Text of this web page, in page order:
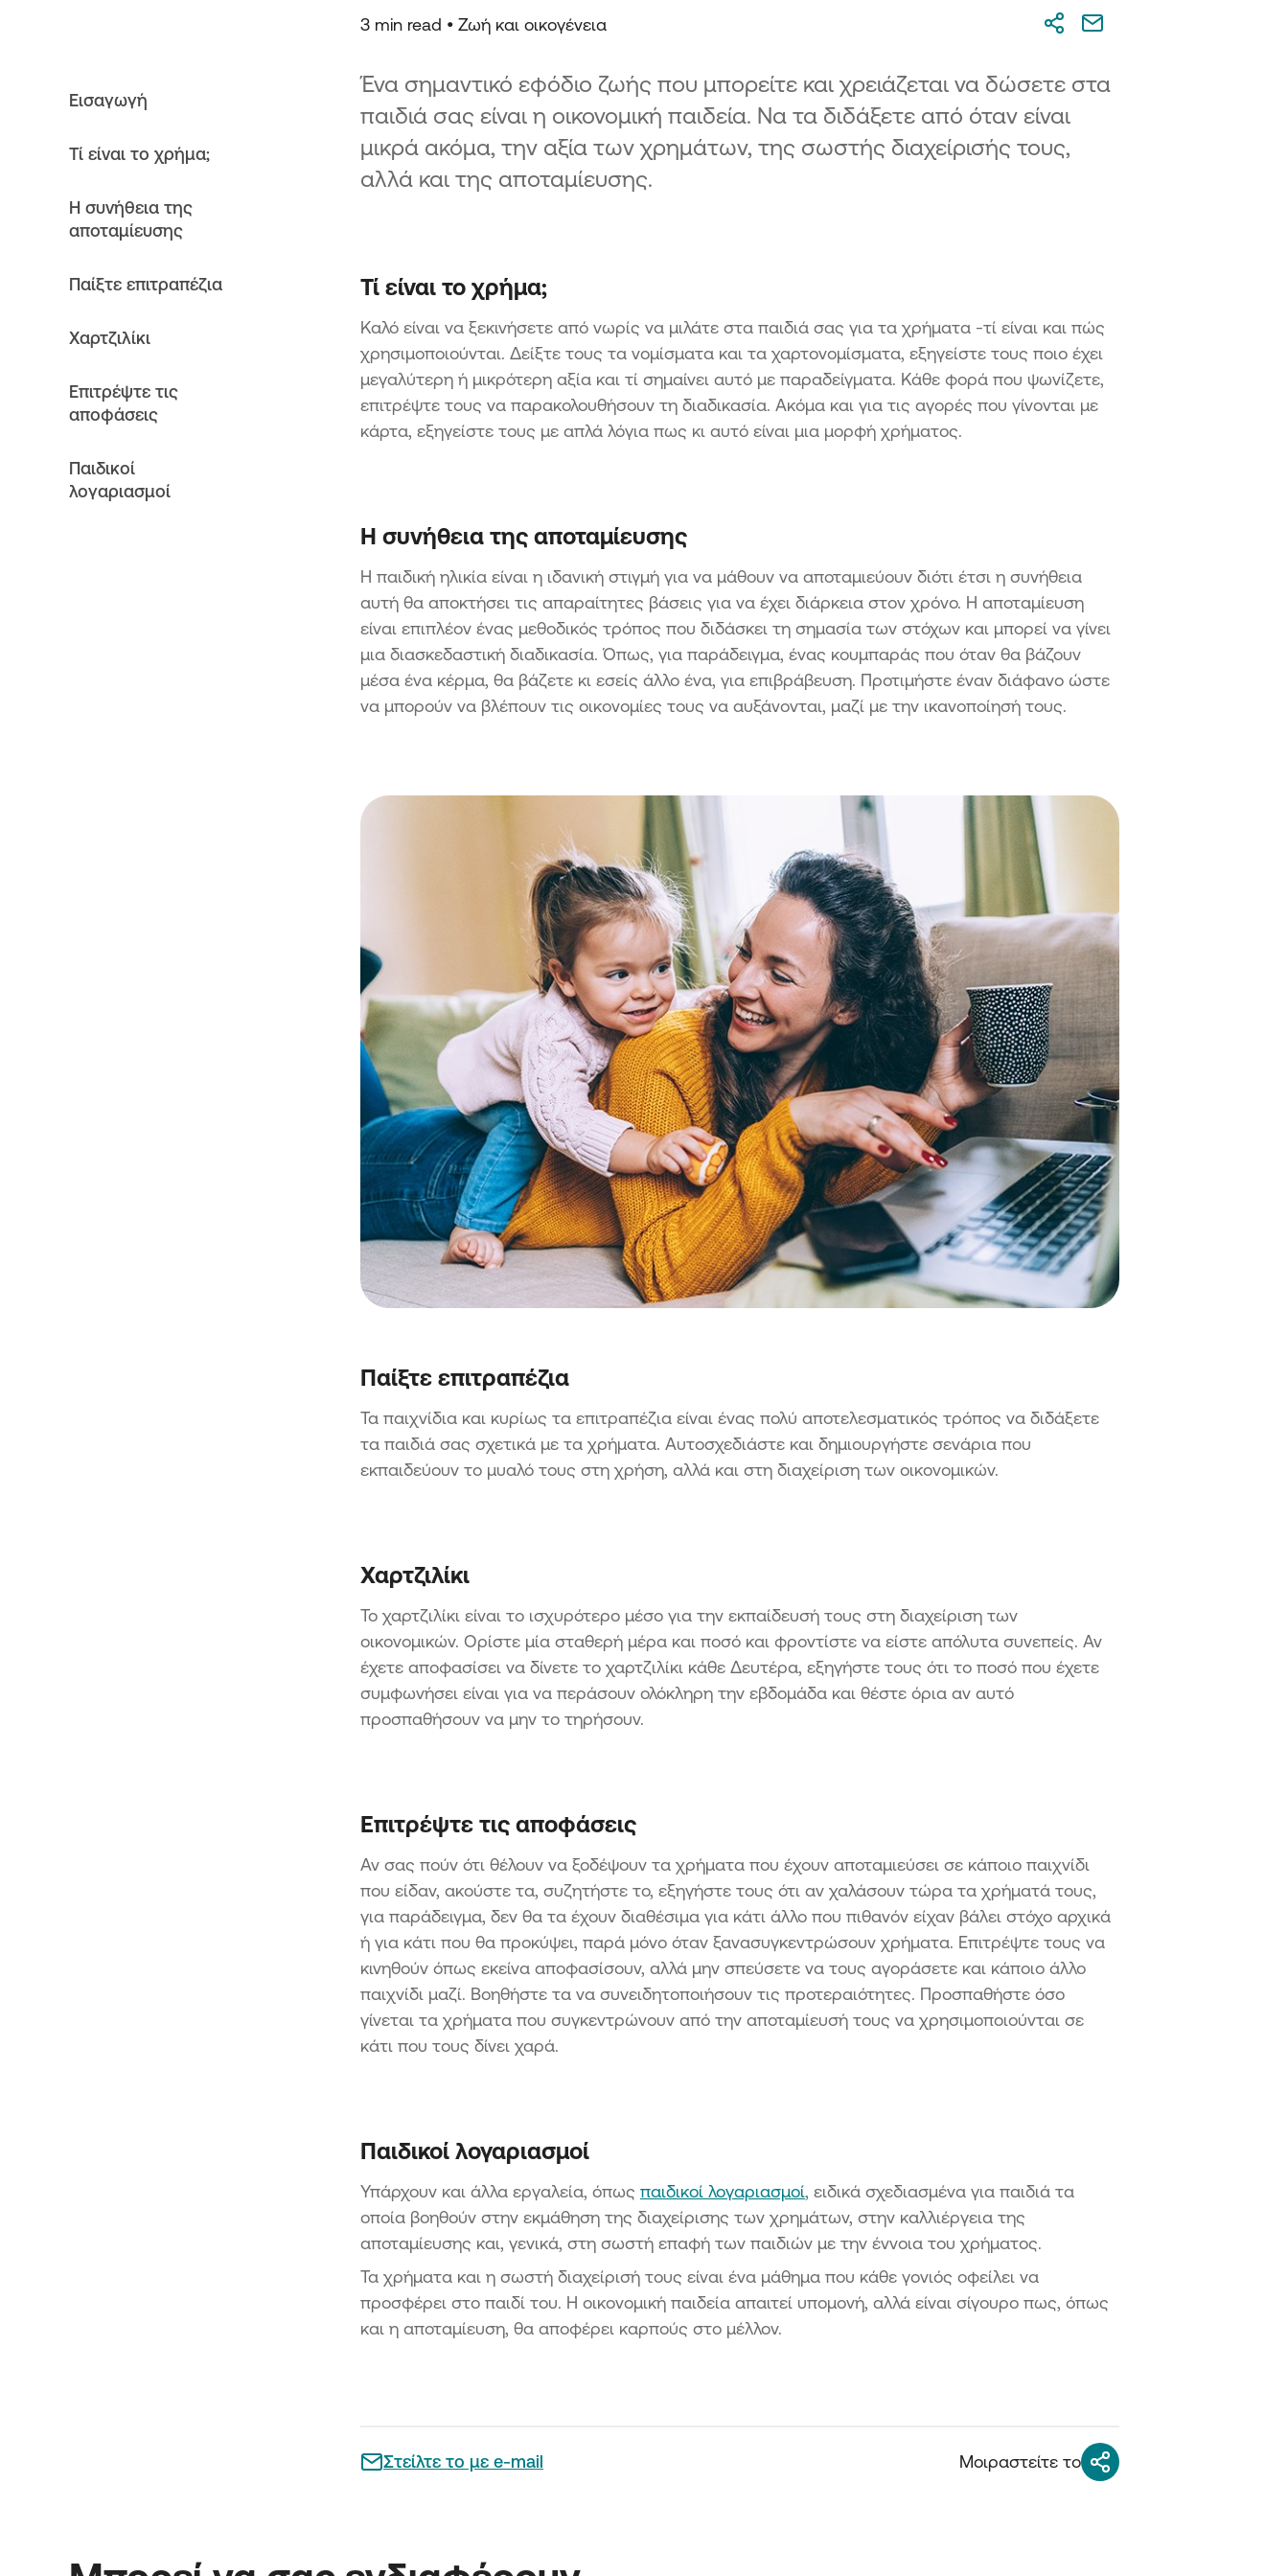
Εισαγωγή
Τί είναι το χρήμα;
Η συνήθεια της
αποταμίευσης
Παίξτε επιτραπέζια
Χαρτζιλίκι
Επιτρέψτε τις
αποφάσεις
Παιδικοί
λογαριασμοί
3 min read • Ζωή και οικογένεια
Ένα σημαντικό εφόδιο ζωής που μπορείτε και χρειάζεται να δώσετε στα
παιδιά σας είναι η οικονομική παιδεία. Να τα διδάξετε από όταν είναι
μικρά ακόμα, την αξία των χρημάτων, της σωστής διαχείρισής τους,
αλλά και της αποταμίευσης.
Τί είναι το χρήμα;
Καλό είναι να ξεκινήσετε από νωρίς να μιλάτε στα παιδιά σας για τα χρήματα -τί είναι και πώς
χρησιμοποιούνται. Δείξτε τους τα νομίσματα και τα χαρτονομίσματα, εξηγείστε τους ποιο έχει
μεγαλύτερη ή μικρότερη αξία και τί σημαίνει αυτό με παραδείγματα. Κάθε φορά που ψωνίζετε,
επιτρέψτε τους να παρακολουθήσουν τη διαδικασία. Ακόμα και για τις αγορές που γίνονται με
κάρτα, εξηγείστε τους με απλά λόγια πως κι αυτό είναι μια μορφή χρήματος.
Η συνήθεια της αποταμίευσης
Η παιδική ηλικία είναι η ιδανική στιγμή για να μάθουν να αποταμιεύουν διότι έτσι η συνήθεια
αυτή θα αποκτήσει τις απαραίτητες βάσεις για να έχει διάρκεια στον χρόνο. Η αποταμίευση
είναι επιπλέον ένας μεθοδικός τρόπος που διδάσκει τη σημασία των στόχων και μπορεί να γίνει
μια διασκεδαστική διαδικασία. Όπως, για παράδειγμα, ένας κουμπαράς που όταν θα βάζουν
μέσα ένα κέρμα, θα βάζετε κι εσείς άλλο ένα, για επιβράβευση. Προτιμήστε έναν διάφανο ώστε
να μπορούν να βλέπουν τις οικονομίες τους να αυξάνονται, μαζί με την ικανοποίησή τους.
Παίξτε επιτραπέζια
Τα παιχνίδια και κυρίως τα επιτραπέζια είναι ένας πολύ αποτελεσματικός τρόπος να διδάξετε
τα παιδιά σας σχετικά με τα χρήματα. Αυτοσχεδιάστε και δημιουργήστε σενάρια που
εκπαιδεύουν το μυαλό τους στη χρήση, αλλά και στη διαχείριση των οικονομικών.
Χαρτζιλίκι
Το χαρτζιλίκι είναι το ισχυρότερο μέσο για την εκπαίδευσή τους στη διαχείριση των
οικονομικών. Ορίστε μία σταθερή μέρα και ποσό και φροντίστε να είστε απόλυτα συνεπείς. Αν
έχετε αποφασίσει να δίνετε το χαρτζιλίκι κάθε Δευτέρα, εξηγήστε τους ότι το ποσό που έχετε
συμφωνήσει είναι για να περάσουν ολόκληρη την εβδομάδα και θέστε όρια αν αυτό
προσπαθήσουν να μην το τηρήσουν.
Επιτρέψτε τις αποφάσεις
Αν σας πούν ότι θέλουν να ξοδέψουν τα χρήματα που έχουν αποταμιεύσει σε κάποιο παιχνίδι
που είδαν, ακούστε τα, συζητήστε το, εξηγήστε τους ότι αν χαλάσουν τώρα τα χρήματά τους,
για παράδειγμα, δεν θα τα έχουν διαθέσιμα για κάτι άλλο που πιθανόν είχαν βάλει στόχο αρχικά
ή για κάτι που θα προκύψει, παρά μόνο όταν ξανασυγκεντρώσουν χρήματα. Επιτρέψτε τους να
κινηθούν όπως εκείνα αποφασίσουν, αλλά μην σπεύσετε να τους αγοράσετε και κάποιο άλλο
παιχνίδι μαζί. Βοηθήστε τα να συνειδητοποιήσουν τις προτεραιότητες. Προσπαθήστε όσο
γίνεται τα χρήματα που συγκεντρώνουν από την αποταμίευσή τους να χρησιμοποιούνται σε
κάτι που τους δίνει χαρά.
Παιδικοί λογαριασμοί
Υπάρχουν και άλλα εργαλεία, όπως παιδικοί λογαριασμοί , ειδικά σχεδιασμένα για παιδιά τα
οποία βοηθούν στην εκμάθηση της διαχείρισης των χρημάτων, στην καλλιέργεια της
αποταμίευσης και, γενικά, στη σωστή επαφή των παιδιών με την έννοια του χρήματος.
Τα χρήματα και η σωστή διαχείρισή τους είναι ένα μάθημα που κάθε γονιός οφείλει να
προσφέρει στο παιδί του. Η οικονομική παιδεία απαιτεί υπομονή, αλλά είναι σίγουρο πως, όπως
και η αποταμίευση, θα αποφέρει καρπούς στο μέλλον.
Στείλτε το με e-mail Μοιραστείτε το